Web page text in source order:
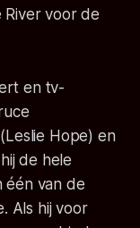
voor de
en tv-
Hope) en
de hele
één van de
Als hij voor